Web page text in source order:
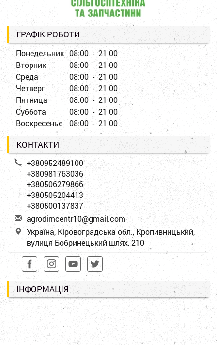
ГРАФІК РОБОТИ
Понедельник 08:00 - 21:00
Вторник
08:00 - 21:00
Среда
08:00 - 21:00
Четверг
08:00 - 21:00
Пятница
08:00 - 21:00
Суббота
08:00 - 21:00
Воскресенье
08:00 - 21:00
КОНТАКТИ
+380952489100
+380981763036
+380506279866
+380505204413
+380500137837
agrodimcentr10@gmail.com
Україна, Кіровоградська обл., Кропивницький,
вулиця Бобринецький шлях, 210
ІНФОРМАЦІЯ